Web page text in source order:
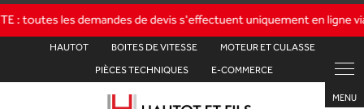
HAUTOT BOITES DE VITESSE
MOTEUR ET CULASSE
PIÈCES TECHNIQUES
E-COMMERCE
Panneau de gestion des cookies